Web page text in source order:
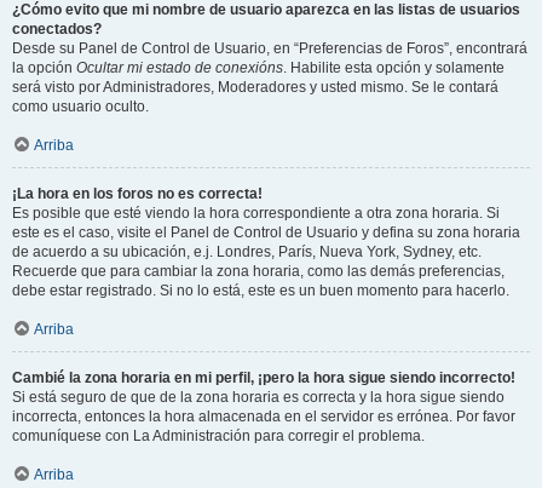
¿Cómo evito que mi nombre de usuario aparezca en las listas de usuarios
conectados?
Desde su Panel de Control de Usuario, en “Preferencias de Foros”, encontrará
la opción Ocultar mi estado de conexións. Habilite esta opción y solamente
será visto por Administradores, Moderadores y usted mismo. Se le contará
como usuario oculto.
Arriba
¡La hora en los foros no es correcta!
Es posible que esté viendo la hora correspondiente a otra zona horaria. Si
este es el caso, visite el Panel de Control de Usuario y defina su zona horaria
de acuerdo a su ubicación, e.j. Londres, París, Nueva York, Sydney, etc.
Recuerde que para cambiar la zona horaria, como las demás preferencias,
debe estar registrado. Si no lo está, este es un buen momento para hacerlo.
Arriba
Cambié la zona horaria en mi perfil, ¡pero la hora sigue siendo incorrecto!
Si está seguro de que de la zona horaria es correcta y la hora sigue siendo
incorrecta, entonces la hora almacenada en el servidor es errónea. Por favor
comuníquese con La Administración para corregir el problema.
Arriba